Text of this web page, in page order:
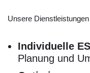
Unsere
Individuelle
Planung und